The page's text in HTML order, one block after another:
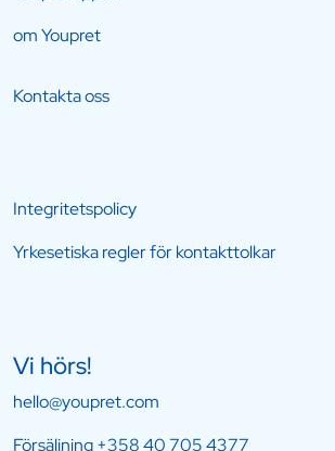
om Youpret
Kontakta oss
Integritetspolicy
Yrkesetiska regler för kontakttolkar
Vi hörs!
hello@youpret.com
Försäljning+358 40 705 4377